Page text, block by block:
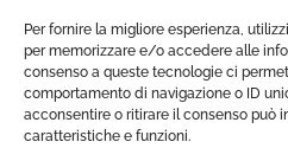
Per fornire la migliore esperienza,
per memorizzare e/o accedere alle
consenso a queste tecnologie ci
comportamento di navigazione o ID
acconsentire o ritirare il consenso può
caratteristiche e funzioni.